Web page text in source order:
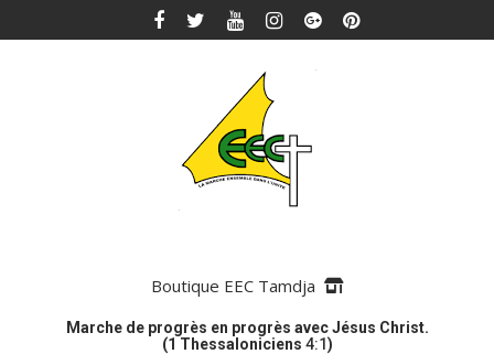
to
Boutique EEC Tamdja
Marche de progrès en progrès avec Jésus Christ.
(1 Thessaloniciens 4:1)